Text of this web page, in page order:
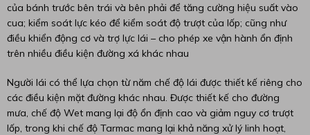
của bánh trước bên trái và bên phải để tăng cường hiệu suất vào
cua; kiểm soát lực kéo để kiểm soát độ trượt của lốp; cũng như
điều khiển động cơ và trợ lực lái – cho phép xe vận hành ổn định
trên nhiều điều kiện đường xá khác nhau
Người lái có thể lựa chọn từ năm chế độ lái được thiết kế riêng cho
các điều kiện mặt đường khác nhau. Được thiết kế cho đường
mưa, chế độ Wet mang lại độ ổn định cao và giảm nguy cơ trượt
lốp, trong khi chế độ Tarmac mang lại khả năng xử lý linh hoạt,